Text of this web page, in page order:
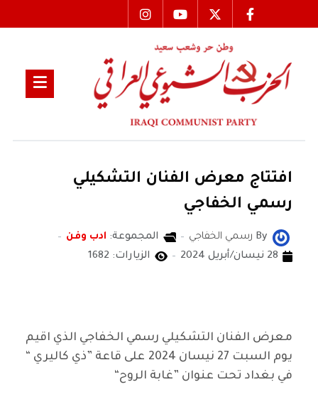
افتتاج معرض الفنان التشكيلي
رسمي الخفاجي
By رسمي الخفاجي المجموعة: ادب وفن
28 نيسان/أبريل 2024
الزيارات: 1682
معرض الفنان التشكيلي رسمي الخفاجي الذي اقيم
يوم السبت 27 نيسان 2024 على قاعة ”ذي كاليري “
في بغداد تحت عنوان ”غابة الروح“